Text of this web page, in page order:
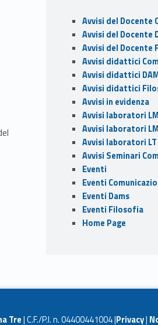
Sidebar
Avvisi del Docente
Avvisi del Docente
Avvisi del Docente
Avvisi didattici
Avvisi didattici
Avvisi didattici
Avvisi in evidenza
Avvisi laboratori
Avvisi laboratori
Avvisi laboratori LT
Avvisi Seminari
Eventi
Eventi
Eventi Dams
Eventi Filosofia
Home Page
Tre| C.F./P.I. n. 04400441004 |Privacy|